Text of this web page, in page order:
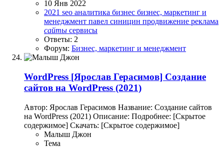
10 Янв 2022
2021 seo аналитика бизнес бизнес, маркетинг и
менеджмент павел синицин продвижение реклама
сайты сервисы
Ответы: 2
Форум: Бизнес, маркетинг и менеджмент
WordPress [Ярослав Герасимов] Cоздание
сайтов на WordPress (2021)
Автор: Ярослав Герасимов Название: Cоздание сайтов
на WordPress (2021) Описание: Подробнее: [Скрытое
содержимое] Скачать: [Скрытое содержимое]
Малыш Джон
Тема